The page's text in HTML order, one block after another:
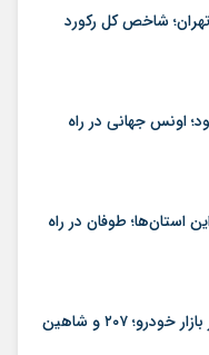
شاخص کل رکورد
اونس جهانی در راه
استان‌ها؛ طوفان در راه
تداوم سقوط قیمت در بازار خودرو؛ ۲۰۷ و شاهین